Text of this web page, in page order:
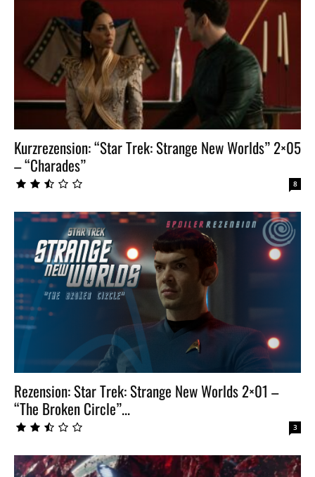
Kurzrezension: “Star Trek: Strange New Worlds” 2×05
– “Charades”
8
Rezension: Star Trek: Strange New Worlds 2×01 –
“The Broken Circle”...
3